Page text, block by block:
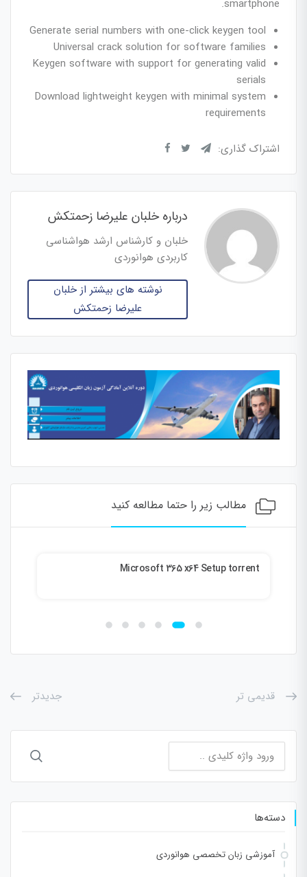
smartphone.
Generate serial numbers with one-click keygen tool
Universal crack solution for software families
Keygen software with support for generating valid
serials
Download lightweight keygen with minimal system
requirements
اشتراک گذاری:
درباره خلبان علیرضا زحمتکش
خلبان و کارشناس ارشد هواشناسی
کاربردی هوانوردی
نوشته های بیشتر از خلبان
علیرضا زحمتکش
مطالب زیر را حتما مطالعه کنید
Microsoft 365 x64 Setup torrent
قدیمی تر جدیدتر
برای:
دسته‌ها
آموزشی زبان تخصصی هوانوردی